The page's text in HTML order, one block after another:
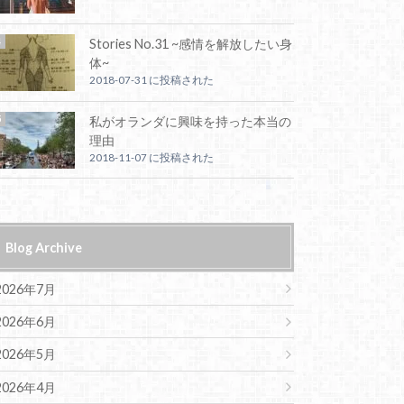
Stories No.31 ~感情を解放したい身
体~
2018-07-31 に投稿された
私がオランダに興味を持った本当の
理由
2018-11-07 に投稿された
Blog Archive
年7月
年6月
年5月
年4月